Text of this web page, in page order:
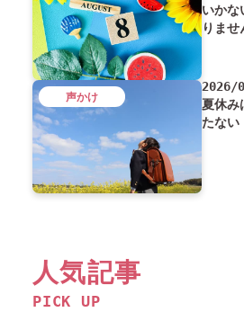
いかな
りませ
2026/
夏休み
たない
声かけ
人気記事
PICK UP